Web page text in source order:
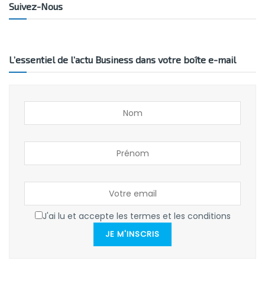
Suivez-Nous
L’essentiel de l’actu Business dans votre boîte e-mail
J'ai lu et accepte les termes et les conditions
JE M'INSCRIS